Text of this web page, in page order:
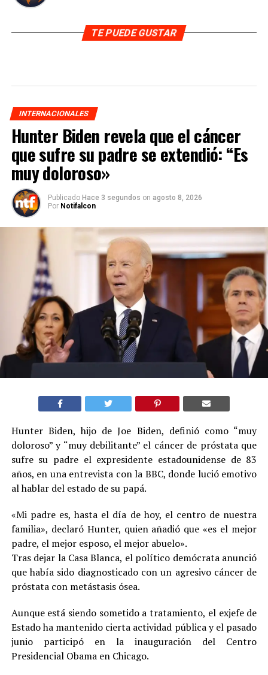
TE PUEDE GUSTAR
INTERNACIONALES
Hunter Biden revela que el cáncer
que sufre su padre se extendió: “Es
muy doloroso»
Publicado Hace 3 segundos on agosto 8, 2026
Por Notifalcon
Hunter Biden, hijo de Joe Biden, definió como “muy
doloroso” y “muy debilitante” el cáncer de próstata que
sufre su padre el expresidente estadounidense de 83
años, en una entrevista con la BBC, donde lució emotivo
al hablar del estado de su papá.
«Mi padre es, hasta el día de hoy, el centro de nuestra
familia», declaró Hunter, quien añadió que «es el mejor
padre, el mejor esposo, el mejor abuelo».
Tras dejar la Casa Blanca, el político demócrata anunció
que había sido diagnosticado con un agresivo cáncer de
próstata con metástasis ósea.
Aunque está siendo sometido a tratamiento, el exjefe de
Estado ha mantenido cierta actividad pública y el pasado
junio participó en la inauguración del Centro
Presidencial Obama en Chicago.